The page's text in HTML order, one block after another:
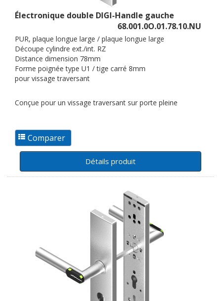
Électronique double DIGI-Handle gauche
68.001.0O.01.78.10.NU
PUR, plaque longue large / plaque longue large
Découpe cylindre ext./int. RZ
Distance dimension 78mm
Forme poignée type U1 / tige carré 8mm
pour vissage traversant
Conçue pour un vissage traversant sur porte pleine
Détails produit